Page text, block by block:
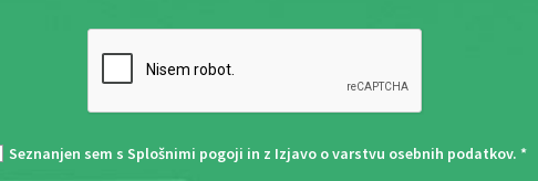
Seznanjen sem s Splošnimi pogoji in z Izjavo o varstvu osebnih podatkov. *